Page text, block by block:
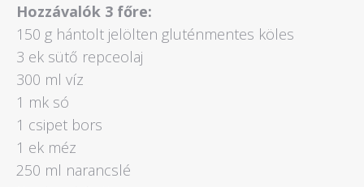
Hozzávalók 3 főre:
150 g hántolt jelölten gluténmentes köles
3 ek sütő repceolaj
300 ml víz
1 mk só
1 csipet bors
1 ek méz
250 ml narancslé